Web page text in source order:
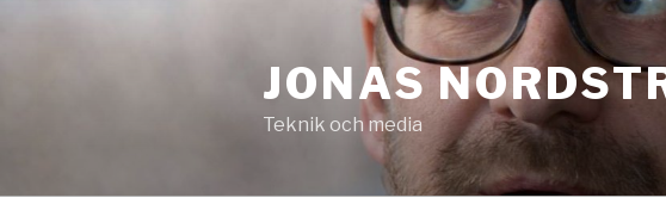
JONAS
Teknik och media